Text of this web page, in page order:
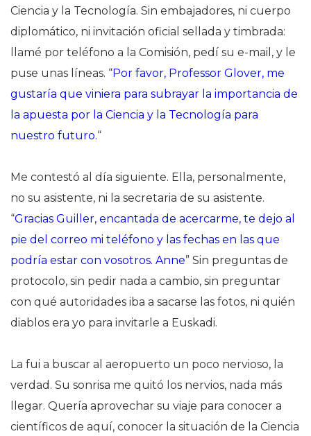
Ciencia y la Tecnología. Sin embajadores, ni cuerpo
diplomático, ni invitación oficial sellada y timbrada:
llamé por teléfono a la Comisión, pedí su e-mail, y le
puse unas líneas. “Por favor, Professor Glover, me
gustaría que viniera para subrayar la importancia de
la apuesta por la Ciencia y la Tecnología para
nuestro futuro.“
Me contestó al día siguiente. Ella, personalmente,
no su asistente, ni la secretaria de su asistente.
“Gracias Guiller, encantada de acercarme, te dejo al
pie del correo mi teléfono y las fechas en las que
podría estar con vosotros. Anne” Sin preguntas de
protocolo, sin pedir nada a cambio, sin preguntar
con qué autoridades iba a sacarse las fotos, ni quién
diablos era yo para invitarle a Euskadi.
La fui a buscar al aeropuerto un poco nervioso, la
verdad. Su sonrisa me quitó los nervios, nada más
llegar. Quería aprovechar su viaje para conocer a
científicos de aquí, conocer la situación de la Ciencia